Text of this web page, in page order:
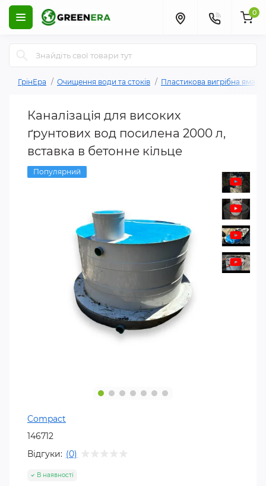
0
ГрінЕра Очищення води та стоків Пластикова вигрібна яма
Каналізація для високих
ґрунтових вод посилена 2000 л,
вставка в бетонне кільце
Популярний
Compact
146712
Відгуки: (0)
В наявності